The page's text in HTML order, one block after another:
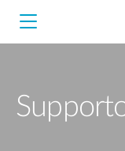
Nuclias Unity